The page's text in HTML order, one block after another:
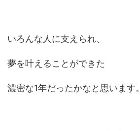
いろんな人に支えられ、
夢を叶えることができた
濃密な1年だったかなと思います。